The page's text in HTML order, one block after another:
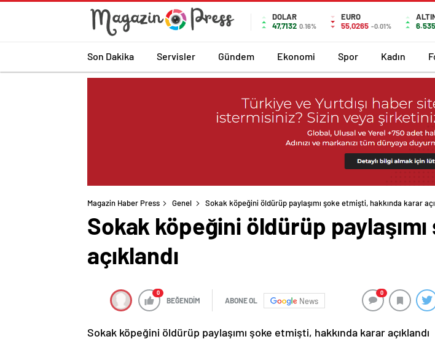
DOLAR
47,7132 0.16%
EURO
55,0265 -0.01%
Son Dakika Servisler Gündem Ekonomi Spor Kadın
Magazin Haber Press Genel Sokak köpeğini öldürüp paylaşımı şoke etmişti, hakkında karar
Sokak köpeğini öldürüp
açıklandı
0
BEĞENDİM ABONE OL News
0
Sokak köpeğini öldürüp paylaşımı şoke etmişti, hakkında karar açıklandı